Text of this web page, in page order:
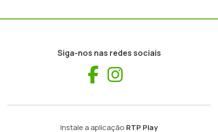
Siga-nos nas redes sociais
Facebook
Instale a aplicação RTP Play